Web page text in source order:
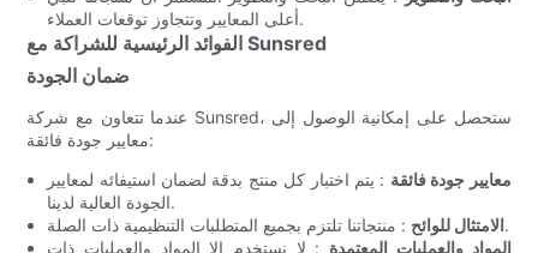
أعلى المعايير وتتجاوز توقعات العملاء.
الفوائد الرئيسية للشراكة مع Sunsred
ضمان الجودة
عندما تتعاون مع شركة Sunsred، ستحصل على إمكانية الوصول إلى
معايير جودة فائقة:
معايير جودة فائقة : يتم اختبار كل منتج بدقة لضمان استيفائه لمعايير
الجودة العالية لدينا.
الامتثال للوائح: منتجاتنا تلتزم بجميع المتطلبات التنظيمية ذات الصلة.
المواد والعمليات المعتمدة : لا نستخدم إلا المواد والعمليات ذات